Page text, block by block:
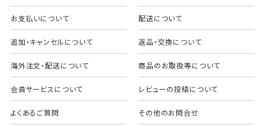
お支払いについて 配送について
追加・キャンセルについて 返品・交換について
海外注文・配送について 商品のお取扱等について
会員サービスについて レビューの投稿について
よくあるご質問 その他のお問合せ